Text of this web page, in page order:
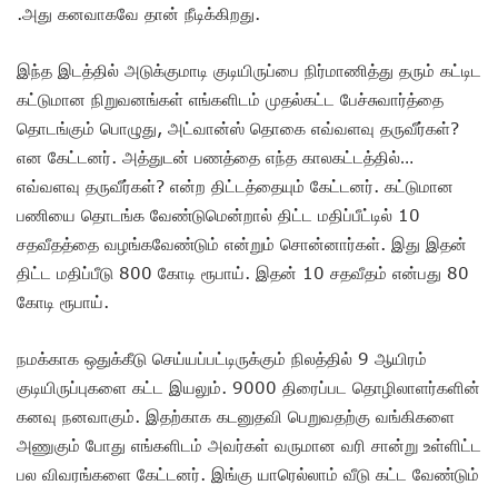
.அது கனவாகவே தான் நீடிக்கிறது.
இந்த இடத்தில் அடுக்குமாடி குடியிருப்பை நிர்மாணித்து தரும் கட்டிட
கட்டுமான நிறுவனங்கள் எங்களிடம் முதல்கட்ட பேச்சுவார்த்தை
தொடங்கும் பொழுது, அட்வான்ஸ் தொகை எவ்வளவு தருவீர்கள்?
என கேட்டனர். அத்துடன் பணத்தை எந்த காலகட்டத்தில்…
எவ்வளவு தருவீர்கள்? என்ற திட்டத்தையும் கேட்டனர். கட்டுமான
பணியை தொடங்க வேண்டுமென்றால் திட்ட மதிப்பீட்டில் 10
சதவீதத்தை வழங்கவேண்டும் என்றும் சொன்னார்கள். இது இதன்
திட்ட மதிப்பீடு 800 கோடி ரூபாய். இதன் 10 சதவீதம் என்பது 80
கோடி ரூபாய்.
நமக்காக ஒதுக்கீடு செய்யப்பட்டிருக்கும் நிலத்தில் 9 ஆயிரம்
குடியிருப்புகளை கட்ட இயலும். 9000 திரைப்பட தொழிலாளர்களின்
கனவு நனவாகும். இதற்காக கடனுதவி பெறுவதற்கு வங்கிகளை
அணுகும் போது எங்களிடம் அவர்கள் வருமான வரி சான்று உள்ளிட்ட
பல விவரங்களை கேட்டனர். இங்கு யாரெல்லாம் வீடு கட்ட வேண்டும்